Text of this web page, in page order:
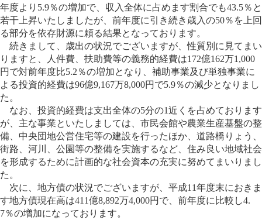
年度より5.9％の増加で、収入全体に占めます割合でも43.5％と
若干上昇いたしましたが、前年度に引き続き歳入の50％を上回
る部分を依存財源に頼る結果となっております。
続きまして、歳出の状況でございますが、性質別に見てまい
りますと、人件費、扶助費等の義務的経費は172億162万1,000
円で対前年度比5.2％の増加となり、補助事業及び単独事業に
よる投資的経費は96億9,167万8,000円で5.9％の減少となりまし
た。
なお、投資的経費は支出全体の5分の1近くを占めております
が、主な事業といたしましては、市民会館や農業生産基盤の整
備、中央団地公営住宅等の建設を行ったほか、道路橋りょう、
街路、河川、公園等の整備を実施するなど、住み良い地域社会
を形成するために計画的な社会資本の充実に努めてまいりまし
た。
次に、地方債の状況でございますが、平成11年度末におきま
す地方債現在高は411億8,892万4,000円で、前年度に比較し4.
7％の増加になっております。